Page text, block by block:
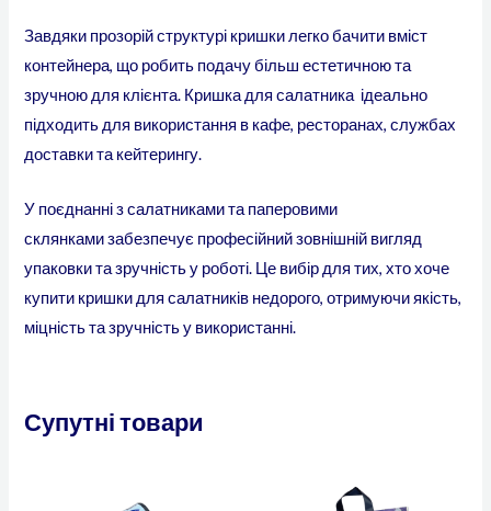
Завдяки прозорій структурі кришки легко бачити вміст
контейнера, що робить подачу більш естетичною та
зручною для клієнта. Кришка для салатника ідеально
підходить для використання в кафе, ресторанах, службах
доставки та кейтерингу.
У поєднанні зсалатникамита паперовими
склянкамизабезпечує професійний зовнішній вигляд
упаковки та зручність у роботі. Це вибір для тих, хто хоче
купити кришки для салатників недорого, отримуючи якість,
міцність та зручність у використанні.
Супутні товари